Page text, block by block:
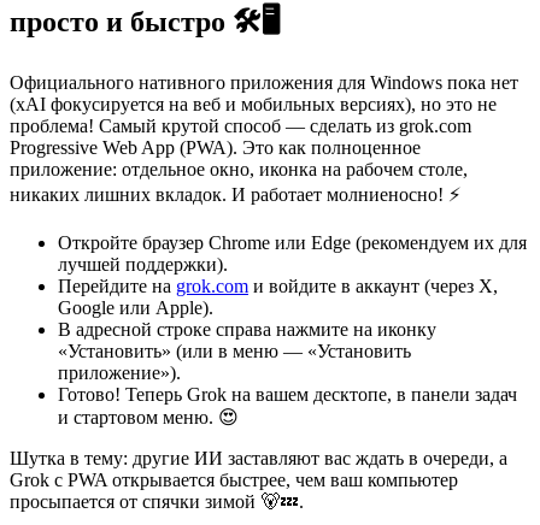
просто и быстро 🛠️🖥️
Официального нативного приложения для Windows пока нет
(xAI фокусируется на веб и мобильных версиях), но это не
проблема! Самый крутой способ — сделать из grok.com
Progressive Web App (PWA). Это как полноценное
приложение: отдельное окно, иконка на рабочем столе,
никаких лишних вкладок. И работает молниеносно! ⚡
Откройте браузер Chrome или Edge (рекомендуем их для
лучшей поддержки).
Перейдите на grok.com и войдите в аккаунт (через X,
Google или Apple).
В адресной строке справа нажмите на иконку
«Установить» (или в меню — «Установить
приложение»).
Готово! Теперь Grok на вашем десктопе, в панели задач
и стартовом меню. 😍
Шутка в тему: другие ИИ заставляют вас ждать в очереди, а
Grok с PWA открывается быстрее, чем ваш компьютер
просыпается от спячки зимой 🐻💤.